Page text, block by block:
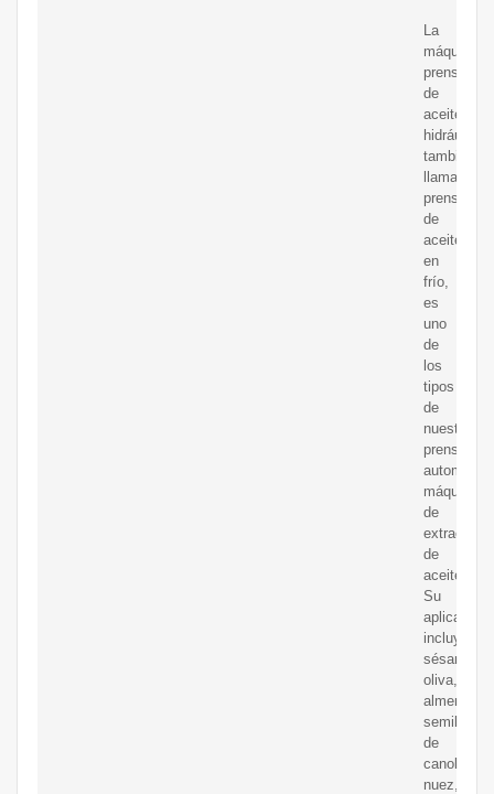
La
máquina
prensadora
de
aceite
hidráulico,
también
llamada
prensas
de
aceite
en
frío,
es
uno
de
los
tipos
de
nuestras
prensas
máquina
de
extracción
de
aceite.
Su
aplicación
incluye
sésamo,
oliva,
almendra,
semilla
de
canola,
nuez,